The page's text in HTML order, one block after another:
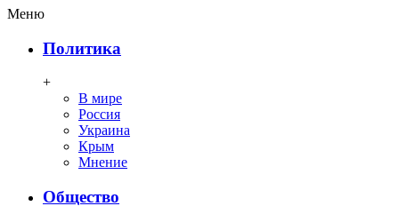
Меню
Политика
+
В мире
Россия
Украина
Крым
Мнение
Общество